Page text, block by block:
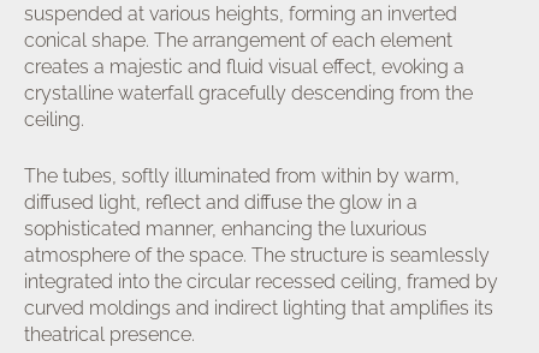
suspended at various heights, forming an inverted
conical shape. The arrangement of each element
creates a majestic and fluid visual effect, evoking a
crystalline waterfall gracefully descending from the
ceiling.
The tubes, softly illuminated from within by warm,
diffused light, reflect and diffuse the glow in a
sophisticated manner, enhancing the luxurious
atmosphere of the space. The structure is seamlessly
integrated into the circular recessed ceiling, framed by
curved moldings and indirect lighting that amplifies its
theatrical presence.